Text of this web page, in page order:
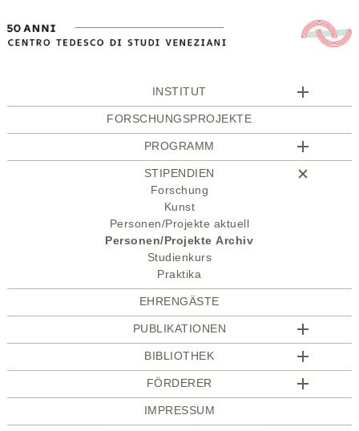
INSTITUT
FORSCHUNGSPROJEKTE
PROGRAMM
STIPENDIEN
Forschung
Kunst
Personen/Projekte aktuell
Personen/Projekte Archiv
Studienkurs
Praktika
EHRENGÄSTE
PUBLIKATIONEN
BIBLIOTHEK
FÖRDERER
IMPRESSUM